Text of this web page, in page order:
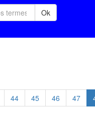
Ok
44 45 46 47